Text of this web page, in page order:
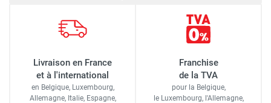
Livraison en France
et à l'international
en Belgique, Luxembourg,
Allemagne, Italie, Espagne,
Franchise
de la TVA
pour la Belgique,
le Luxembourg, l'Allemagne,